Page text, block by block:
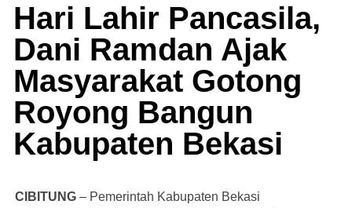
Hari Lahir Pancasila,
Dani Ramdan Ajak
Masyarakat Gotong
Royong Bangun
Kabupaten Bekasi
CIBITUNG – Pemerintah Kabupaten Bekasi